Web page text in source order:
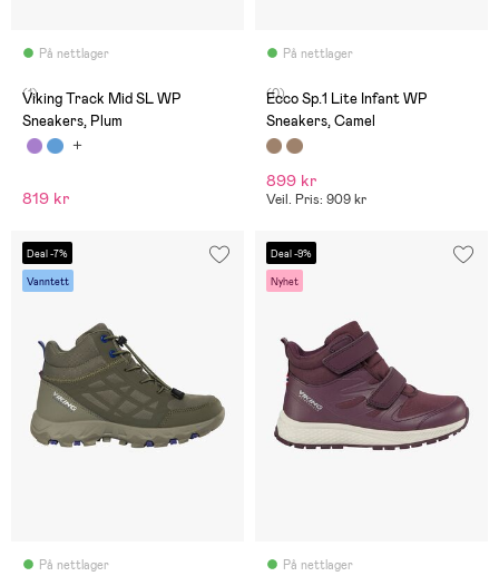
På nettlager
(1)
Viking Track Mid SL WP
Sneakers, Plum
819 kr
På nettlager
(0)
Ecco Sp.1 Lite Infant WP
Sneakers, Camel
899 kr
Veil. Pris: 909 kr
Deal -7%
Vanntett
På nettlager
Deal -9%
Nyhet
På nettlager